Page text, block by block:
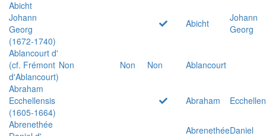
Abicht
Johann
Georg
(1672-1740)
Abicht
Johann
Georg
Ablancourt d'
(cf. Frémont
d'Ablancourt)
Non Non Non
Ablancourt
Abraham
Ecchellensis
(1605-1664)
Abraham
Abrenethée
AbrenethéeDaniel